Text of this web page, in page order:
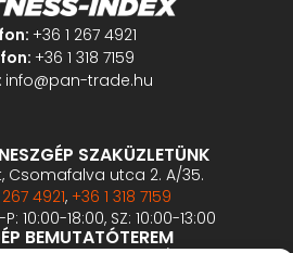
+36 1 267 4921
+36 1 318 7159
info@pan-trade.hu
SZAKÜZLETÜNK
Csomafalva utca 2. A/35.
4921, +36 1 318 7159
10:00-18:00, SZ: 10:00-13:00
BEMUTATÓTEREM